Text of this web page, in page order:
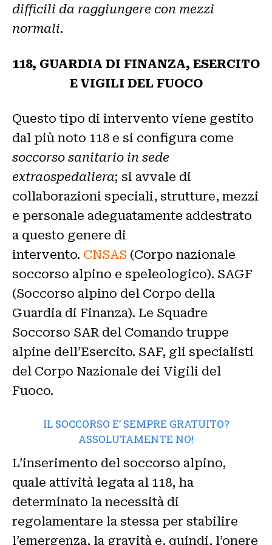
difficili da raggiungere con mezzi
normali.
118, GUARDIA DI FINANZA, ESERCITO
E VIGILI DEL FUOCO
Questo tipo di intervento viene gestito
dal più noto 118 e si configura come
soccorso sanitario in sede
extraospedaliera; si avvale di
collaborazioni speciali, strutture, mezzi
e personale adeguatamente addestrato
a questo genere di
intervento. CNSAS (Corpo nazionale
soccorso alpino e speleologico). SAGF
(Soccorso alpino del Corpo della
Guardia di Finanza). Le Squadre
Soccorso SAR del Comando truppe
alpine dell’Esercito. SAF, gli specialisti
del Corpo Nazionale dei Vigili del
Fuoco.
IL SOCCORSO E’ SEMPRE GRATUITO?
ASSOLUTAMENTE NO!
L’inserimento del soccorso alpino,
quale attività legata al 118, ha
determinato la necessità di
regolamentare la stessa per stabilire
l’emergenza, la gravità e, quindi, l’onere